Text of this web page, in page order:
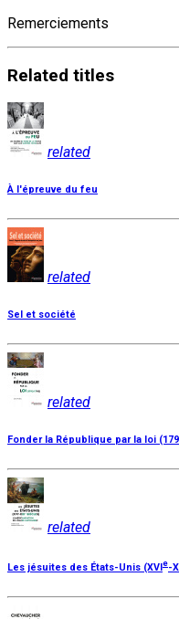
Remerciements
Related titles
related
À l'épreuve du feu
related
Sel et société
related
Fonder la République par la loi
related
Les jésuites des États-Unis (XVIe-